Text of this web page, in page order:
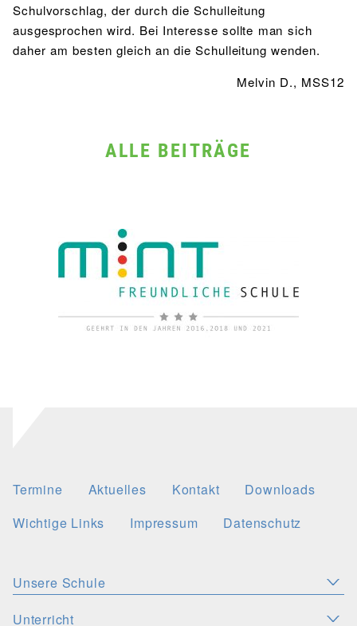
Schulvorschlag, der durch die Schulleitung
ausgesprochen wird. Bei Interesse sollte man sich
daher am besten gleich an die Schulleitung wenden.
Melvin D., MSS12
ALLE BEITRÄGE
Termine Aktuelles Kontakt
Downloads
Wichtige Links
Impressum Datenschutz
Unsere Schule
Aktuelles
Unterricht